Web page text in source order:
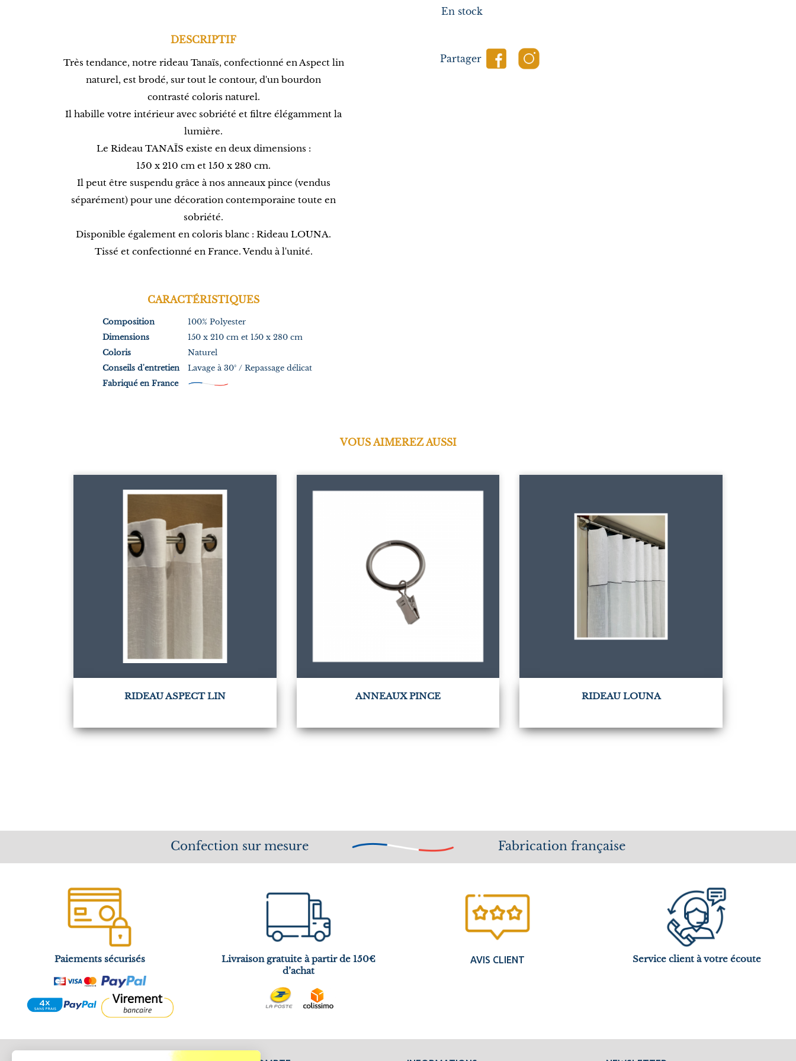
DESCRIPTIF
Très tendance, notre rideau Tanaïs, confectionné en Aspect lin
naturel, est brodé, sur tout le contour, d'un bourdon
contrasté coloris naturel.
Il habille votre intérieur avec sobriété et filtre élégamment la
lumière.
Le Rideau TANAÏS existe en deux dimensions :
150 x 210 cm et 150 x 280 cm.
Il peut être suspendu grâce à nos anneaux pince (vendus
séparément) pour une décoration contemporaine toute en
sobriété.
Disponible également en coloris blanc : Rideau LOUNA.
Tissé et confectionné en France. Vendu à l'unité.
CARACTÉRISTIQUES
Composition
Dimensions
Coloris
Conseils d'entretien
Fabriqué en France
100% Polyester
150 x 210 cm et 150 x 280 cm
Naturel
Lavage à 30° / Repassage délicat
En stock
Partager
VOUS AIMEREZ AUSSI
RIDEAU ASPECT LIN ANNEAUX PINCE RIDEAU LOUNA
Confection sur mesure Fabrication française
Paiements sécurisés
Livraison gratuite à partir de 150€
d’achat
AVIS CLIENT Service client à votre écoute